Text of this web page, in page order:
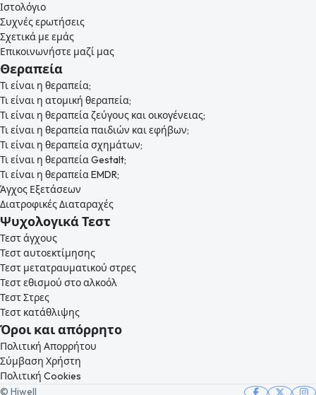
Ιστολόγιο
Συχνές ερωτήσεις
Σχετικά με εμάς
Επικοινωνήστε μαζί μας
Θεραπεία
Τι είναι η θεραπεία;
Τι είναι η ατομική θεραπεία;
Τι είναι η θεραπεία ζεύγους και οικογένειας;
Τι είναι η θεραπεία παιδιών και εφήβων;
Τι είναι η θεραπεία σχημάτων;
Τι είναι η θεραπεία Gestalt;
Τι είναι η θεραπεία EMDR;
Άγχος Εξετάσεων
Διατροφικές Διαταραχές
Ψυχολογικά Τεστ
Τεστ άγχους
Τεστ αυτοεκτίμησης
Τεστ μετατραυματικού στρες
Τεστ εθισμού στο αλκοόλ
Τεστ Στρες
Τεστ κατάθλιψης
Όροι και απόρρητο
Πολιτική Απορρήτου
Σύμβαση Χρήστη
Πολιτική Cookies
© Hiwell